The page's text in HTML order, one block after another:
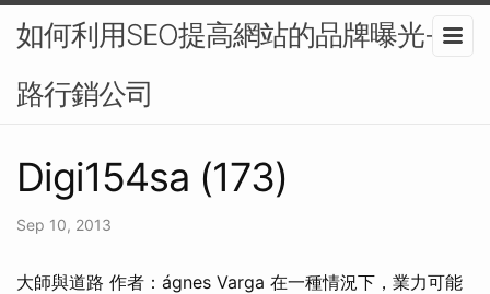
如何利用SEO提高網站的品牌曝光-網
路行銷公司
Digi154sa (173)
Sep 10, 2013
大師與道路 作者：ágnes Varga 在一種情況下，業力可能